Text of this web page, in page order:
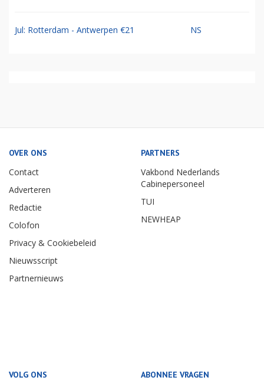
Jul: Rotterdam - Antwerpen €21 NS
OVER ONS
Contact
Adverteren
Redactie
Colofon
Privacy & Cookiebeleid
Nieuwsscript
Partnernieuws
PARTNERS
Vakbond Nederlands
Cabinepersoneel
TUI
NEWHEAP
VOLG ONS ABONNEE VRAGEN